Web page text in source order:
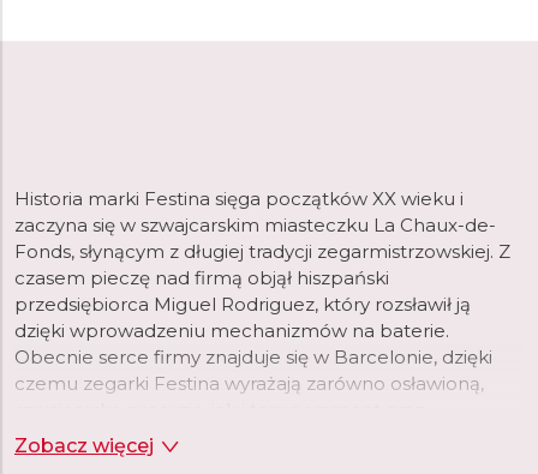
Historia marki Festina sięga początków XX wieku i
zaczyna się w szwajcarskim miasteczku La Chaux-de-
Fonds, słynącym z długiej tradycji zegarmistrzowskiej. Z
czasem pieczę nad firmą objął hiszpański
przedsiębiorca Miguel Rodriguez, który rozsławił ją
dzięki wprowadzeniu mechanizmów na baterie.
Obecnie serce firmy znajduje się w Barcelonie, dzięki
czemu zegarki Festina wyrażają zarówno osławioną,
nowoczesny styl Południa.
Zobacz więcej